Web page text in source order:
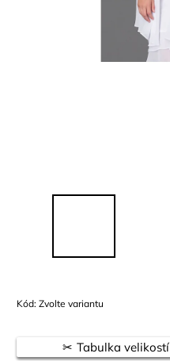
Kód: Zvolte variantu
Tabulka velikostí